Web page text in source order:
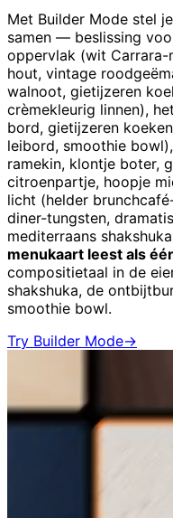
Met Builder Mode stel
samen — beslissing
oppervlak (wit Carrara-
hout, vintage
walnoot, gietijzeren
crèmekleurig linnen),
bord, gietijzeren
leibord, smoothie
ramekin, klontje boter,
citroenpartje, hoopje
licht (helder
diner-tungsten,
mediterraans
menukaart leest als
compositietaal in de
shakshuka, de
smoothie bowl.
Try Builder Mode→